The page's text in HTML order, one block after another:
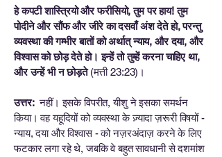
हे कपटी शास्त्रियो और फरीसियो, तुम पर हाय! तुम
पोदीने और सौंफ और जीरे का दसवाँ अंश देते हो, परन्तु
व्यवस्था की गम्भीर बातों को अर्थात् न्याय, और दया, और
विश्वास को छोड़ देते हो। इन्हें तो तुम्हें करना चाहिए था,
और उन्हें भी न छोड़ते(मत्ती 23:23)।
उत्तर: नहीं। इसके विपरीत, यीशु ने इसका समर्थन
किया। वह यहूदियों को व्यवस्था के ज़्यादा ज़रूरी विषयों -
न्याय, दया और विश्वास - को नज़रअंदाज़ करने के लिए
फटकार लगा रहे थे, जबकि वे बहुत सावधानी से दशमांश